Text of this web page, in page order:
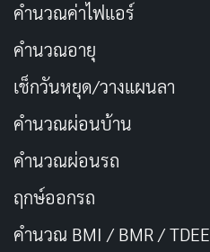
คำนวณค่าไฟแอร์
คำนวณอายุ
เช็กวันหยุด/วางแผนลา
คำนวณผ่อนบ้าน
คำนวณผ่อนรถ
ฤกษ์ออกรถ
คำนวณ BMI / BMR / TDEE